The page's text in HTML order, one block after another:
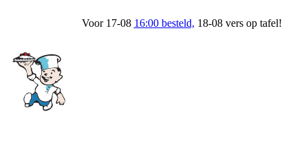
Voor 17-08 16:00 besteld, 18-08 vers op tafel!